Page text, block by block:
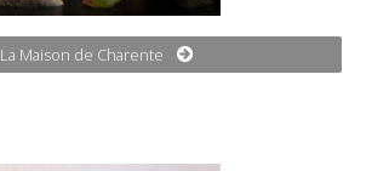
La Maison de Charente